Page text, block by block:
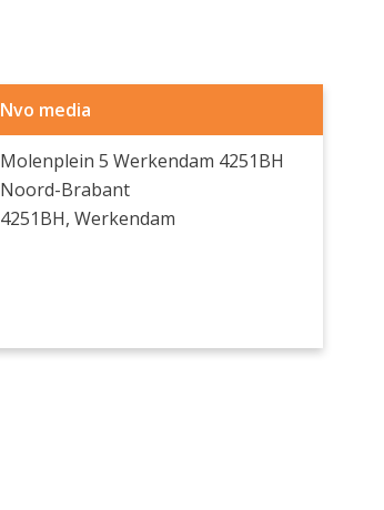
Nvo media
Molenplein 5 Werkendam 4251BH
Noord-Brabant
4251BH, Werkendam